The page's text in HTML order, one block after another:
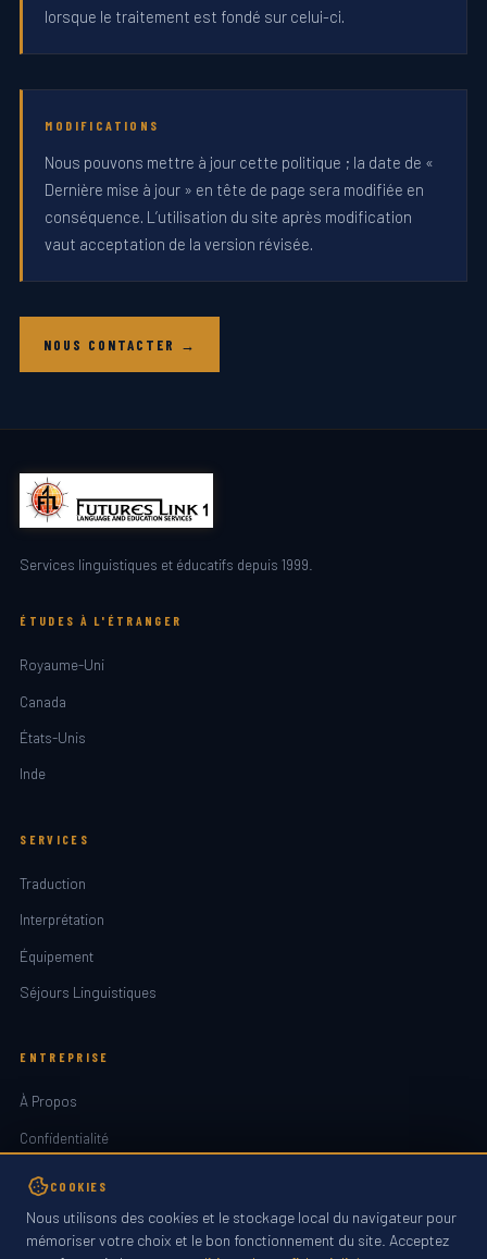
lorsque le traitement est fondé sur celui-ci.
MODIFICATIONS
Nous pouvons mettre à jour cette politique ; la date de «
Dernière mise à jour » en tête de page sera modifiée en
conséquence. L’utilisation du site après modification
vaut acceptation de la version révisée.
NOUS CONTACTER →
Services linguistiques et éducatifs depuis 1999.
ÉTUDES À L'ÉTRANGER
Royaume-Uni
Canada
États-Unis
Inde
SERVICES
Traduction
Interprétation
Équipement
Séjours Linguistiques
ENTREPRISE
À Propos
Confidentialité
Contact
COOKIES
Nous utilisons des cookies et le stockage local du navigateur pour
mémoriser votre choix et le bon fonctionnement du site. Acceptez